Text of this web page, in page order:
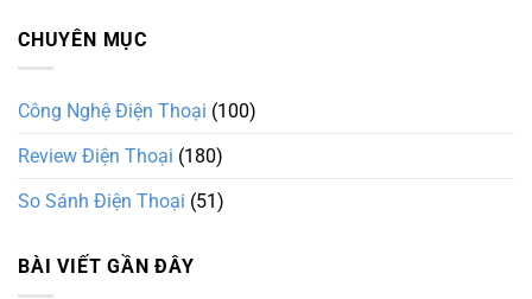
CHUYÊN MỤC
Công Nghệ Điện Thoại (100)
Review Điện Thoại (180)
So Sánh Điện Thoại (51)
BÀI VIẾT GẦN ĐÂY